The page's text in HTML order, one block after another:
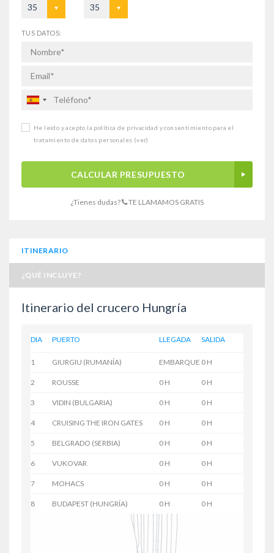
35 35
TUS DATOS:
He leído y acepto la política de privacidad y consentimiento para el
tratamiento de datos personales (ver)
CALCULAR PRESUPUESTO
¿Tienes dudas? TE LLAMAMOS GRATIS
ITINERARIO
¿QUÉ INCLUYE?
Itinerario del crucero Hungría
DIA PUERTO LLEGADA SALIDA
1 GIURGIU (RUMANÍA) EMBARQUE 0 H
2 ROUSSE 0 H 0 H
3 VIDIN (BULGARIA) 0 H 0 H
4 CRUISING THE IRON GATES 0 H 0 H
5 BELGRADO (SERBIA) 0 H 0 H
6 VUKOVAR 0 H 0 H
7 MOHACS 0 H 0 H
8 BUDAPEST (HUNGRÍA) 0 H 0 H